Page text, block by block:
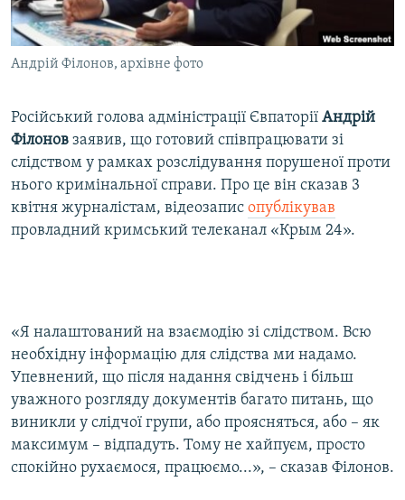
УКРАЇНСЬКА ПРОБЛЕМА КРИМУ
ІНФОГРАФІКА
ДОЛУЧАЙСЯ!
Усі сайти RFE/RL
Андрій Філонов, архівне фото
Російський голова адміністрації Євпаторії Андрій
Філонов заявив, що готовий співпрацювати зі
слідством у рамках розслідування порушеної проти
нього кримінальної справи. Про це він сказав 3
квітня журналістам, відеозапис опублікував
провладний кримський телеканал «Крым 24».
«Я налаштований на взаємодію зі слідством. Всю
необхідну інформацію для слідства ми надамо.
Упевнений, що після надання свідчень і більш
уважного розгляду документів багато питань, що
виникли у слідчої групи, або проясняться, або – як
максимум – відпадуть. Тому не хайпуєм, просто
спокійно рухаємося, працюємо...», – сказав Філонов.